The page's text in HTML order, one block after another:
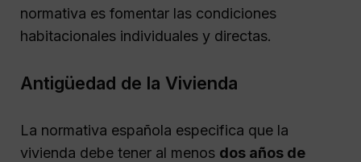
normativa es fomentar las condiciones
habitacionales individuales y directas.
Antigüedad de la Vivienda
La normativa española especifica que la
vivienda debe tener al menos dos años de